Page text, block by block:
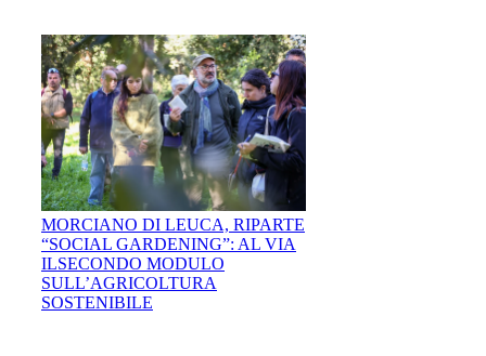
MORCIANO DI LEUCA, RIPARTE
“SOCIAL GARDENING”: AL VIA
ILSECONDO MODULO
SULL’AGRICOLTURA
SOSTENIBILE